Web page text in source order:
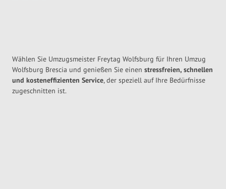
Wählen Sie Umzugsmeister Freytag Wolfsburg für Ihren Umzug
Wolfsburg Brescia und genießen Sie einen stressfreien, schnellen
und kosteneffizienten Service, der speziell auf Ihre Bedürfnisse
zugeschnitten ist.